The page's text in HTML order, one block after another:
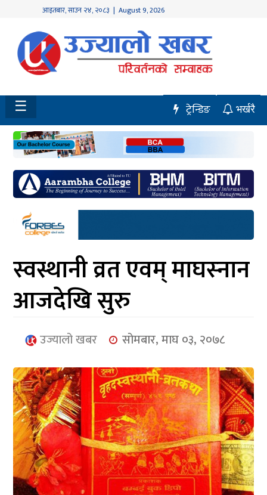
आइतबार,साउन २४, २०८३ | August 9, 2026
होमपेज
नवलपुर
विशेष
मध्य
नेपाल
चितवन
सेरोफेरो
समाचार
आर्थिक
मनोरञ्जन
खेलकुद
प्रबास
युनिकोड
☰ भर्खरै
ट्रेन्डिङ
स्वस्थानी व्रत एवम् माघस्‍नान
आजदेखि सुरु
उज्यालो खबर सोमबार, माघ ०३, २०७८